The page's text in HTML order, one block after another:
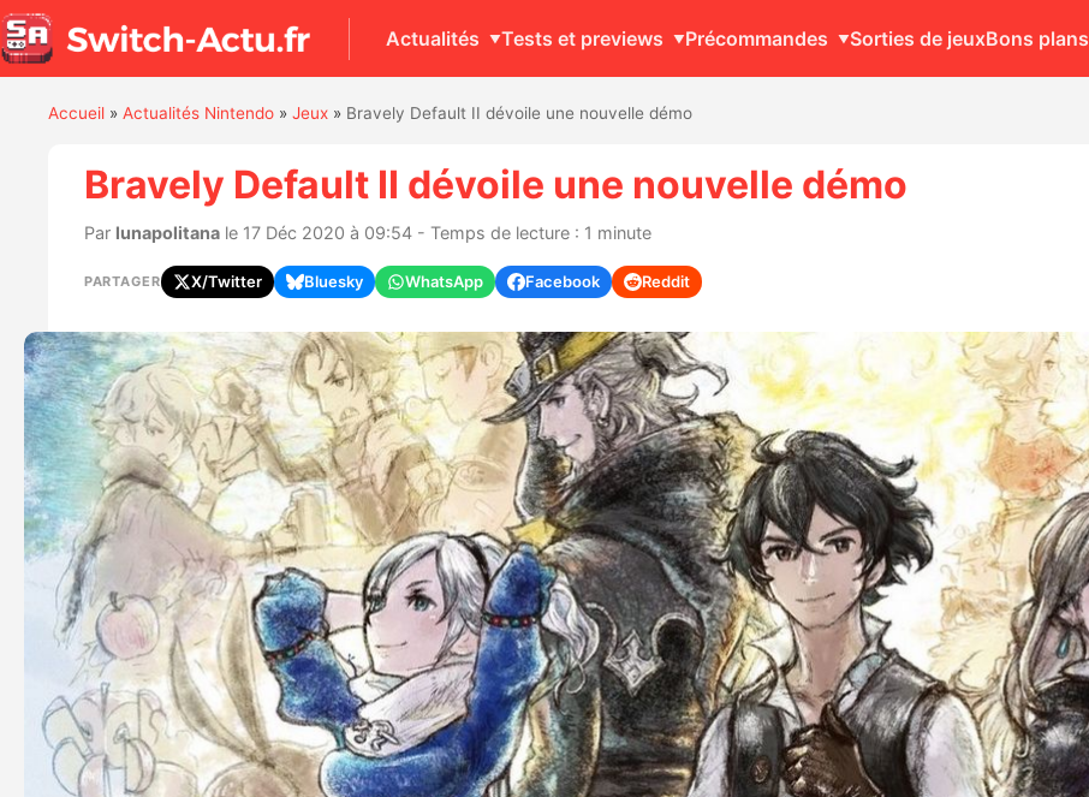
Actualités Tests et previews Précommandes Sorties de jeuxBons plans
Accueil» Actualités Nintendo» Jeux» Bravely Default II dévoile une nouvelle démo
Bravely Default II dévoile une nouvelle démo
Par lunapolitanale 17 Déc 2020 à 09:54 - Temps de lecture : 1 minute
PARTAGER X/Twitter Bluesky WhatsApp Facebook Reddit